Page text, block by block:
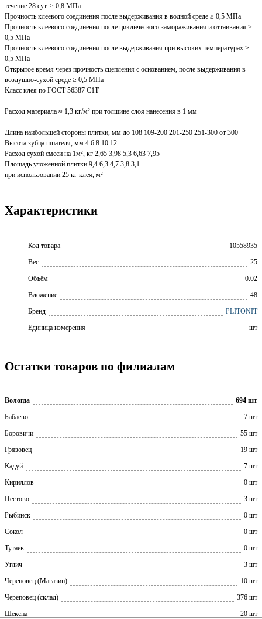
течение 28 сут. ≥ 0,8 МПа
Прочность клеевого соединения после выдерживания в водной среде ≥ 0,5 МПа
Прочность клеевого соединения после циклического замораживания и оттаивания ≥
0,5 МПа
Прочность клеевого соединения после выдерживания при высоких температурах ≥
0,5 МПа
Открытое время через прочность сцепления с основанием, после выдерживания в
воздушно-сухой среде ≥ 0,5 МПа
Класс клея по ГОСТ 56387 С1Т
Расход материала ≈ 1,3 кг/м² при толщине слоя нанесения в 1 мм
Длина наибольшей стороны плитки, мм до 108 109-200 201-250 251-300 от 300
Высота зубца шпателя, мм 4 6 8 10 12
Расход сухой смеси на 1м², кг 2,65 3,98 5,3 6,63 7,95
Площадь уложенной плитки 9,4 6,3 4,7 3,8 3,1
при использовании 25 кг клея, м²
Характеристики
Код товара
10558935
Вес
25
Объём
0.02
Вложение
48
Бренд
PLITONIT
Единица измерения
шт
Остатки товаров по филиалам
Вологда
694 шт
Бабаево
7 шт
Боровичи
55 шт
Грязовец
19 шт
Кадуй
7 шт
Кириллов
0 шт
Пестово
3 шт
Рыбинск
0 шт
Сокол
0 шт
Тутаев
0 шт
Углич
3 шт
Череповец (Магазин)
10 шт
Череповец (склад)
376 шт
Шексна
20 шт